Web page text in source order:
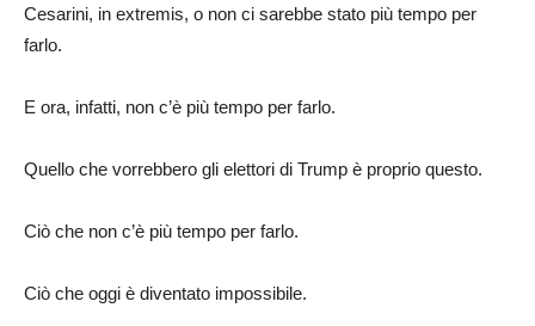
Cesarini, in extremis, o non ci sarebbe stato più tempo per
farlo.
E ora, infatti, non c’è più tempo per farlo.
Quello che vorrebbero gli elettori di Trump è proprio questo.
Ciò che non c’è più tempo per farlo.
Ciò che oggi è diventato impossibile.